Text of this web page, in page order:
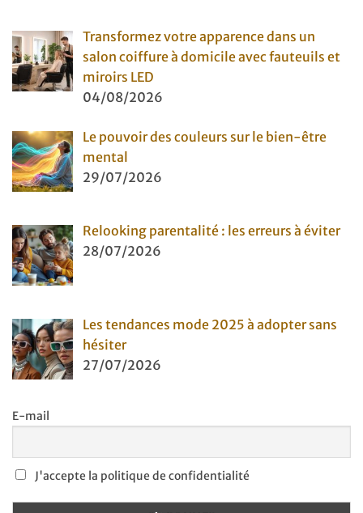
Transformez votre apparence dans un
salon coiffure à domicile avec fauteuils et
miroirs LED
04/08/2026
Le pouvoir des couleurs sur le bien-être
mental
29/07/2026
Relooking parentalité : les erreurs à éviter
28/07/2026
Les tendances mode 2025 à adopter sans
hésiter
27/07/2026
E-mail
J'accepte la politique de confidentialité